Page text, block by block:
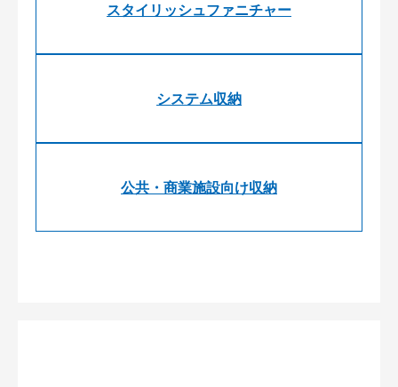
スタイリッシュファニチャー
システム収納
公共・商業施設向け収納